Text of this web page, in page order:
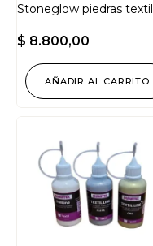
Stoneglow piedras textil
$ 8.800,00
AÑADIR AL CARRITO